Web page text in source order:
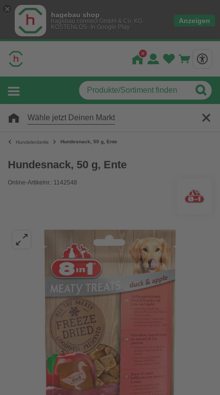
hagebau shop
hagebau connect GmbH & Co. KG
KOSTENLOS- In Google Play
Anzeigen
Wähle jetzt Deinen Markt
Hundeleckerlis Hundesnack, 50 g, Ente
Hundesnack, 50 g, Ente
Online-Artikelnr.: 1142548